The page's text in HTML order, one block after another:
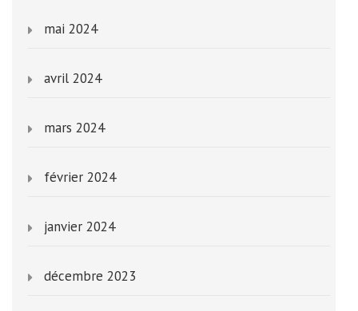
mai 2024
avril 2024
mars 2024
février 2024
janvier 2024
décembre 2023